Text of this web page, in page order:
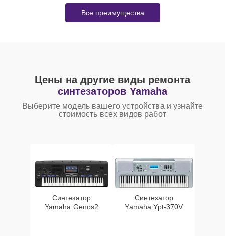
Все преимущества
Цены на другие виды ремонта
синтезаторов Yamaha
Выберите модель вашего устройства и узнайте
стоимость всех видов работ
Синтезатор
Yamaha Genos2
Синтезатор
Yamaha Ypt-370V